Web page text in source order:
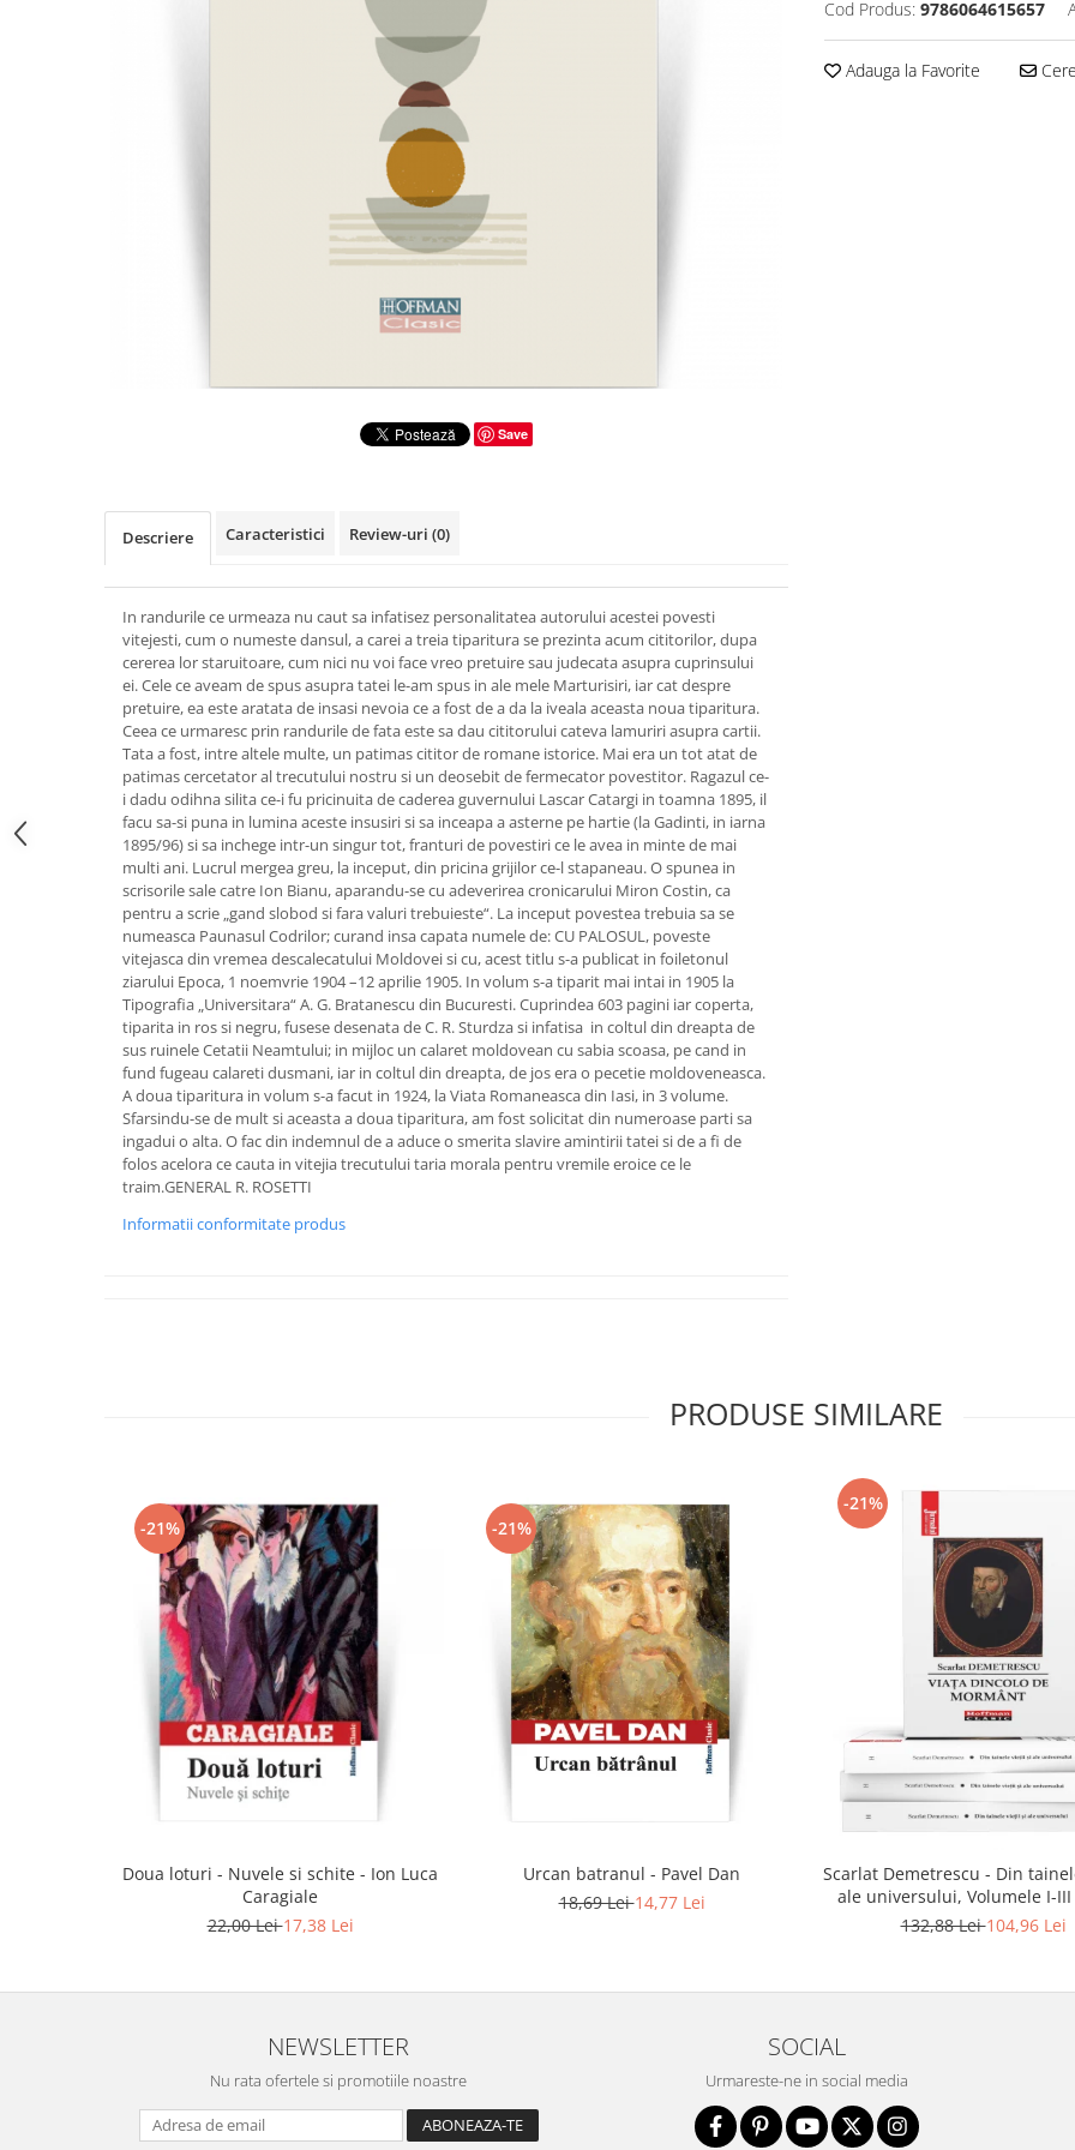
Save
Cod Produs: 9786064615657
Adauga la Favorite
Descriere Caracteristici Review-uri (0)
In randurile ce urmeaza nu caut sa infatisez personalitatea autorului acestei povesti
vitejesti, cum o numeste dansul, a carei a treia tiparitura se prezinta acum cititorilor, dupa
cererea lor staruitoare, cum nici nu voi face vreo pretuire sau judecata asupra cuprinsului
ei. Cele ce aveam de spus asupra tatei le-am spus in ale mele Marturisiri, iar cat despre
pretuire, ea este aratata de insasi nevoia ce a fost de a da la iveala aceasta noua tiparitura.
Ceea ce urmaresc prin randurile de fata este sa dau cititorului cateva lamuriri asupra cartii.
Tata a fost, intre altele multe, un patimas cititor de romane istorice. Mai era un tot atat de
patimas cercetator al trecutului nostru si un deosebit de fermecator povestitor. Ragazul ce-
i dadu odihna silita ce-i fu pricinuita de caderea guvernului Lascar Catargi in toamna 1895, il
facu sa-si puna in lumina aceste insusiri si sa inceapa a asterne pe hartie (la Gadinti, in iarna
1895/96) si sa inchege intr-un singur tot, franturi de povestiri ce le avea in minte de mai
multi ani. Lucrul mergea greu, la inceput, din pricina grijilor ce-l stapaneau. O spunea in
scrisorile sale catre Ion Bianu, aparandu-se cu adeverirea cronicarului Miron Costin, ca
pentru a scrie „gand slobod si fara valuri trebuieste“. La inceput povestea trebuia sa se
numeasca Paunasul Codrilor; curand insa capata numele de: CU PALOSUL, poveste
vitejasca din vremea descalecatului Moldovei si cu, acest titlu s-a publicat in foiletonul
ziarului Epoca, 1 noemvrie 1904 –12 aprilie 1905. In volum s-a tiparit mai intai in 1905 la
Tipografia „Universitara“ A. G. Bratanescu din Bucuresti. Cuprindea 603 pagini iar coperta,
tiparita in ros si negru, fusese desenata de C. R. Sturdza si infatisa in coltul din dreapta de
sus ruinele Cetatii Neamtului; in mijloc un calaret moldovean cu sabia scoasa, pe cand in
fund fugeau calareti dusmani, iar in coltul din dreapta, de jos era o pecetie moldoveneasca.
A doua tiparitura in volum s-a facut in 1924, la Viata Romaneasca din Iasi, in 3 volume.
Sfarsindu-se de mult si aceasta a doua tiparitura, am fost solicitat din numeroase parti sa
ingadui o alta. O fac din indemnul de a aduce o smerita slavire amintirii tatei si de a fi de
folos acelora ce cauta in vitejia trecutului taria morala pentru vremile eroice ce le
traim.GENERAL R. ROSETTI
Informatii conformitate produs
PRODUSE SIMILARE
-21%
Doua loturi - Nuvele si schite - Ion Luca
Caragiale
22,00 Lei17,38 Lei
-21%
Urcan batranul - Pavel Dan
18,69 Lei14,77 Lei
-21%
Scarlat Demetrescu - Din
ale universului, Volumele I-III
dincolo de mormant
132,88 Lei104,96 Lei
NEWSLETTER
Nu rata ofertele si promotiile noastre
SOCIAL
Urmareste-ne in social media